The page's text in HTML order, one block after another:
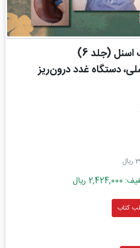
(جلد 6)
دستگاه غدد درون‌ریز
ریال
کتاب